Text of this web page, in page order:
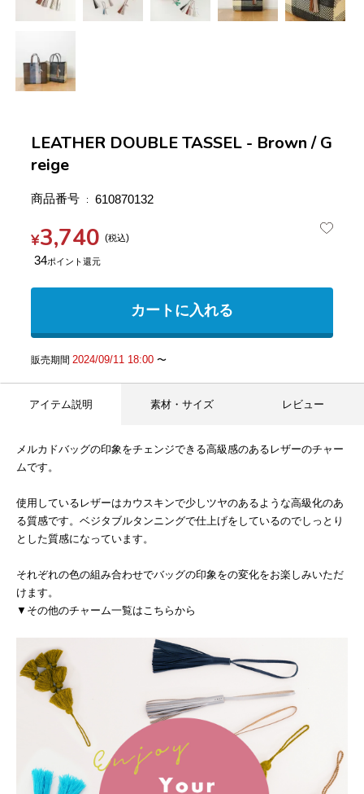
LEATHER DOUBLE TASSEL - Brown / G
reige
商品番号 610870132
¥3,740 税込
34
カートに入れる
販売期間 2024/09/11 18:00〜
アイテム説明 素材・サイズ レビュー
メルカドバッグの印象をチェンジできる高級感のあるレザーのチャー
ムです。
使用しているレザーはカウスキンで少しツヤのあるような高級化のあ
る質感です。ベジタブルタンニングで仕上げをしているのでしっとり
とした質感になっています。
それぞれの色の組み合わせでバッグの印象をの変化をお楽しみいただ
けます。
▼その他のチャーム一覧はこちらから